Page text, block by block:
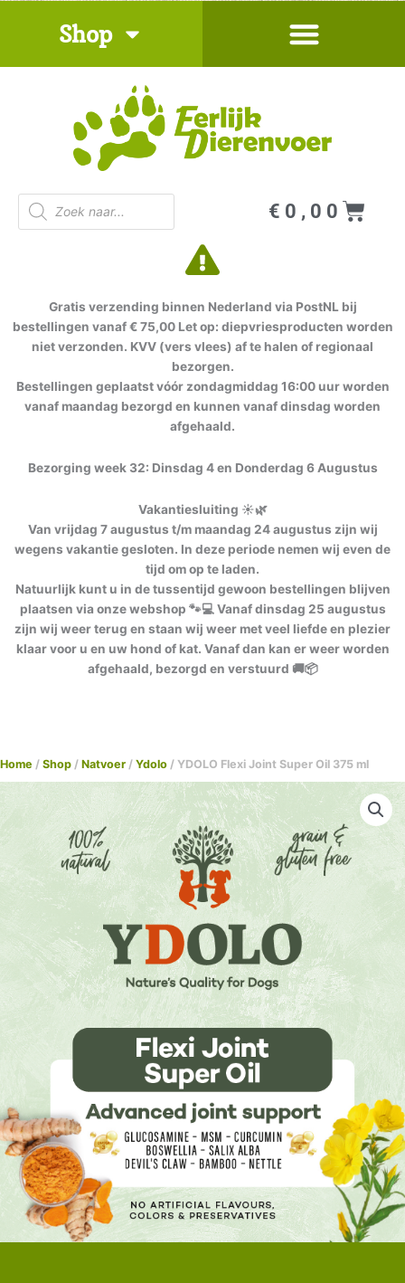
inhoud
Shop
Producten
zoeken
€ 0,00
Gratis verzending binnen Nederland via PostNL bij
bestellingen vanaf € 75,00 Let op: diepvriesproducten worden
niet verzonden. KVV (vers vlees) af te halen of regionaal
bezorgen.
Bestellingen geplaatst vóór zondagmiddag 16:00 uur worden
vanaf maandag bezorgd en kunnen vanaf dinsdag worden
afgehaald.
Bezorging week 32: Dinsdag 4 en Donderdag 6 Augustus
Vakantiesluiting ☀️🌿
Van vrijdag 7 augustus t/m maandag 24 augustus zijn wij
wegens vakantie gesloten. In deze periode nemen wij even de
tijd om op te laden.
Natuurlijk kunt u in de tussentijd gewoon bestellingen blijven
plaatsen via onze webshop 🐾💻 Vanaf dinsdag 25 augustus
zijn wij weer terug en staan wij weer met veel liefde en plezier
klaar voor u en uw hond of kat. Vanaf dan kan er weer worden
afgehaald, bezorgd en verstuurd 🚚📦
Home / Shop / Natvoer / Ydolo / YDOLO Flexi Joint Super Oil 375 ml